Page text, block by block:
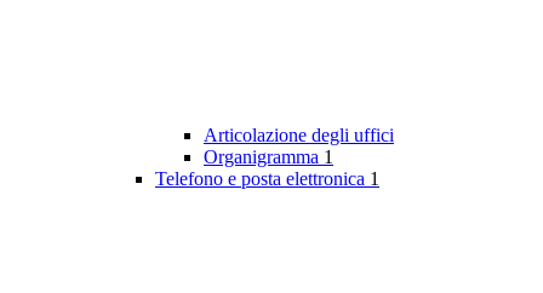
Articolazione degli uffici
Organigramma 1
Telefono e posta elettronica 1